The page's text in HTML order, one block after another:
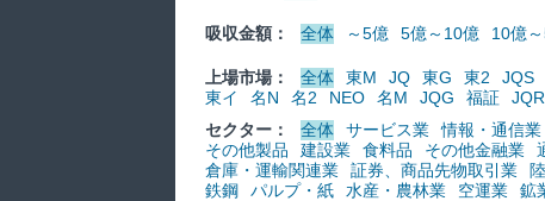
吸収金額： 全体 ～5億 5億～10億 10億
上場市場： 全体 東M JQ 東G 東2 JQS
東イ
名N 名2 NEO 名M JQG 福証 JQR
セクター：
全体 サービス業 情報・通信業
その他製品
建設業 食料品 その他金融業
倉庫・運輸関連業
証券、商品先物取引業
鉄鋼
パルプ・紙 水産・農林業 空運業 鉱